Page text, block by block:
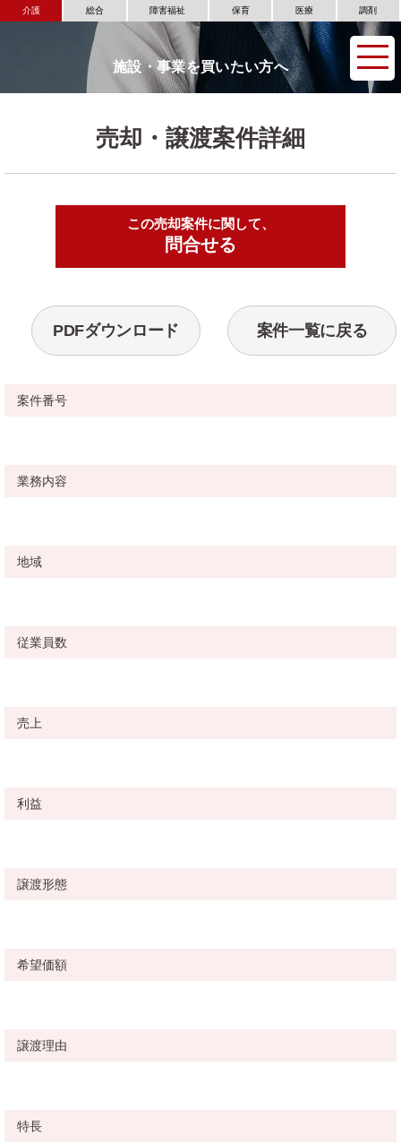
介護 総合 障害福祉 保育 医療 調剤
施設・事業を買いたい方へ
売却・譲渡案件詳細
この売却案件に関して、
問合せる
PDFダウンロード 案件一覧に戻る
案件番号
業務内容
地域
従業員数
売上
利益
譲渡形態
希望価額
譲渡理由
特長